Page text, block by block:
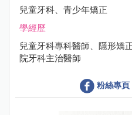
兒童牙科、青少年矯正
學經歷
兒童牙科專科醫師、隱形矯
院牙科主治醫師
粉絲專頁